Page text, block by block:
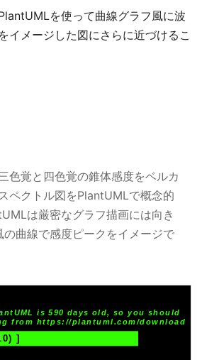
を使って曲線グラフ風に波
イメージした図にさらに近づけるこ
色覚と四色覚の錐体感度をベルカ
ペクトル図をPlantUMLで概念的
は厳密なグラフ描画には向き
の曲線で感度ピークをイメージで